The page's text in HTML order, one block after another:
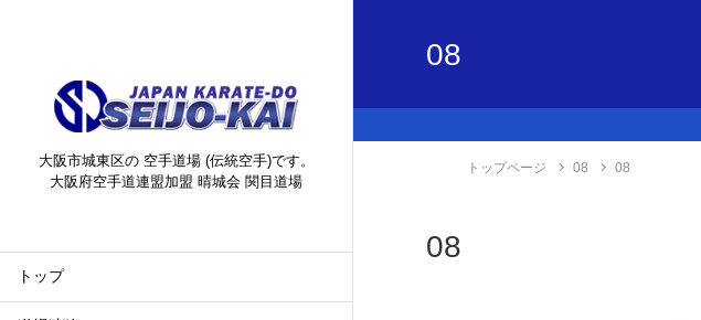
大阪市城東区の 空手道場 (伝統空手)です。
大阪府空手道連盟加盟 晴城会 関目道場
トップ
08
トップページ 08 08
08